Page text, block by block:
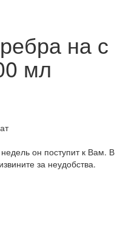
на с
мл
он поступит к Вам. В
за неудобства.